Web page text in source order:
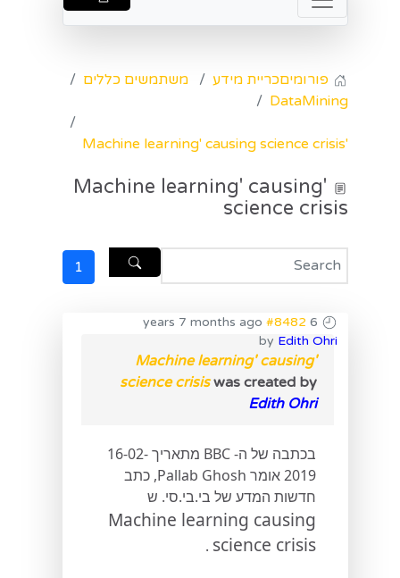
פורומיםכריית מידע
משתמשים כללים
DataMining
'Machine learning' causing science crisis
'Machine learning' causing
science crisis
1
6 years 7 months ago
#8482
by Edith Ohri
'Machine learning' causing
science crisiswas created by
Edith Ohri
בכתבה של ה- BBC מתאריך 16-02-
2019 אומר Pallab Ghosh, כתב
חדשות המדע של בי.בי.סי. ש
Machine learning causing
science crisis
.